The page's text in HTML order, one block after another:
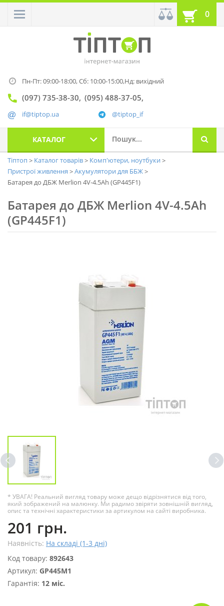
0
Пн-Пт: 09:00-18:00,Сб: 10:00-15:00,Нд: вихідний
(097) 735-38-30 (095) 488-37-05
@tiptop_if
if@tiptop.ua
КАТАЛОГ
Тіптоп Каталог товарів
Комп'ютери, ноутбуки
Пристрої живлення
Акумулятори для ББЖ
Батарея до ДБЖ Merlion 4V-4.5Ah (GP445F1)
Батарея до ДБЖ Merlion 4V-4.5Ah
(GP445F1)
* УВАГА! Реальний вигляд товару може дещо відрізнятися від того,
який зображений на малюнку. Ми радимо звіряти зовнішній вигляд,
опис та технічні характеристики за артикулом на сайті виробника.
201 грн.
Наявність: На складі (1-3 дні)
Код товару: 892643
Артикул: GP445M1
Гарантія: 12 міс.